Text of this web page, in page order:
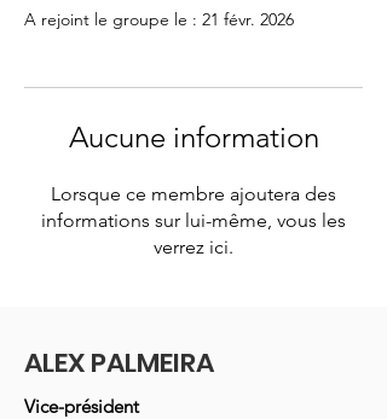
A rejoint le groupe le : 21 févr. 2026
Aucune information
Lorsque ce membre ajoutera des
informations sur lui-même, vous les
verrez ici.
ALEX PALMEIRA
Vice-président